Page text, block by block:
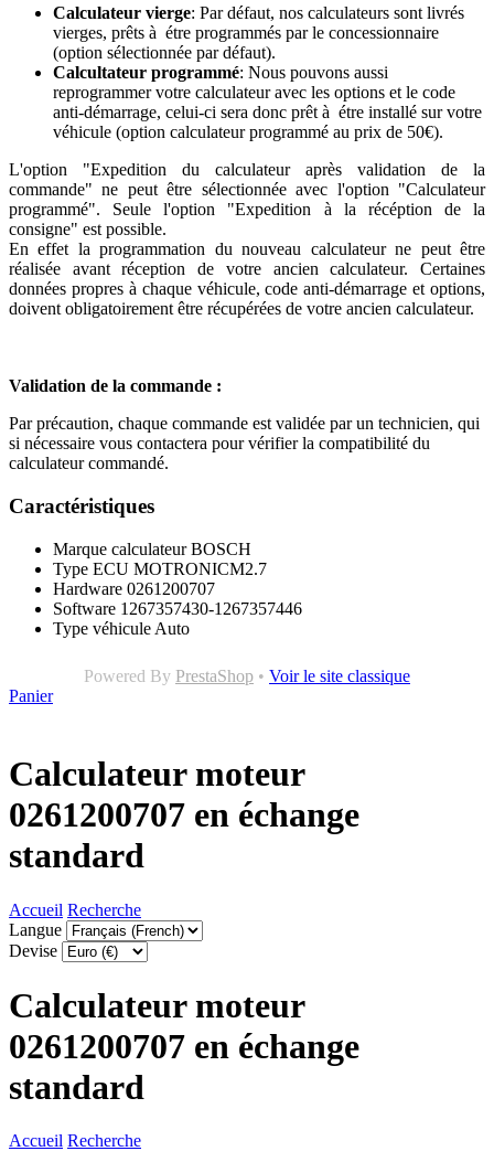
Calculateur vierge: Par défaut, nos calculateurs sont livrés
vierges, prêts à étre programmés par le concessionnaire
(option sélectionnée par défaut).
Calcultateur programmé: Nous pouvons aussi
reprogrammer votre calculateur avec les options et le code
anti-démarrage, celui-ci sera donc prêt à étre installé sur votre
véhicule (option calculateur programmé au prix de 50€).
L'option "Expedition du calculateur après validation de la
commande" ne peut être sélectionnée avec l'option "Calculateur
programmé". Seule l'option "Expedition à la récéption de la
consigne" est possible.
En effet la programmation du nouveau calculateur ne peut être
réalisée avant réception de votre ancien calculateur. Certaines
données propres à chaque véhicule, code anti-démarrage et options,
doivent obligatoirement être récupérées de votre ancien calculateur.
Validation de la commande :
Par précaution, chaque commande est validée par un technicien, qui
si nécessaire vous contactera pour vérifier la compatibilité du
calculateur commandé.
Caractéristiques
Marque calculateur BOSCH
Type ECU MOTRONICM2.7
Hardware 0261200707
Software 1267357430-1267357446
Type véhicule Auto
Powered By PrestaShop • Voir le site classique
Panier
Calculateur moteur
0261200707 en échange
standard
Accueil Recherche
Langue
Devise
Calculateur moteur
0261200707 en échange
standard
Accueil Recherche